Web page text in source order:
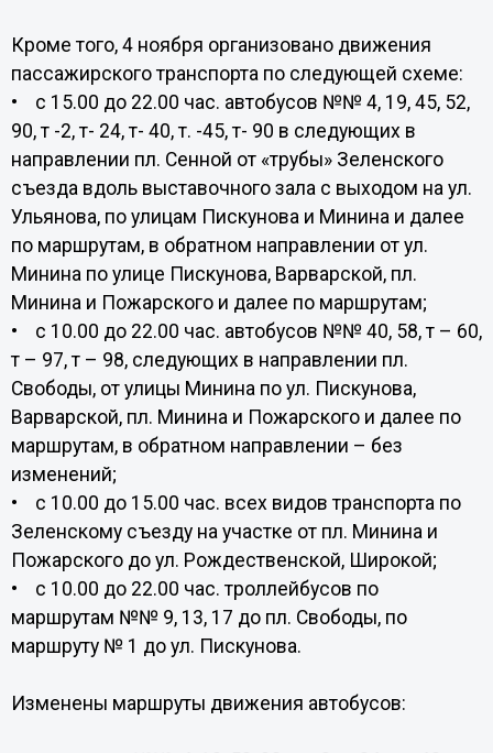
Кроме того, 4 ноября организовано движения
пассажирского транспорта по следующей схеме:
• с 15.00 до 22.00 час. автобусов №№ 4, 19, 45, 52,
90, т -2, т- 24, т- 40, т. -45, т- 90 в следующих в
направлении пл. Сенной от «трубы» Зеленского
съезда вдоль выставочного зала с выходом на ул.
Ульянова, по улицам Пискунова и Минина и далее
по маршрутам, в обратном направлении от ул.
Минина по улице Пискунова, Варварской, пл.
Минина и Пожарского и далее по маршрутам;
• с 10.00 до 22.00 час. автобусов №№ 40, 58, т – 60,
т – 97, т – 98, следующих в направлении пл.
Свободы, от улицы Минина по ул. Пискунова,
Варварской, пл. Минина и Пожарского и далее по
маршрутам, в обратном направлении – без
изменений;
• с 10.00 до 15.00 час. всех видов транспорта по
Зеленскому съезду на участке от пл. Минина и
Пожарского до ул. Рождественской, Широкой;
• с 10.00 до 22.00 час. троллейбусов по
маршрутам №№ 9, 13, 17 до пл. Свободы, по
маршруту № 1 до ул. Пискунова.
Изменены маршруты движения автобусов: